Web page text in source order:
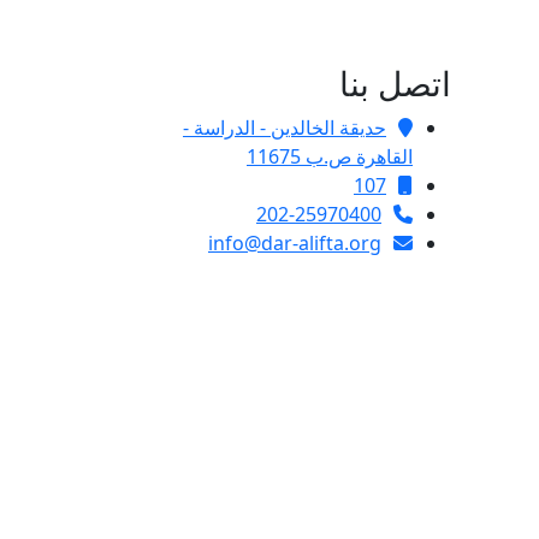
اتصل بنا
حديقة الخالدين - الدراسة -
القاهرة ص.ب 11675
107
202-25970400
info@dar-alifta.org